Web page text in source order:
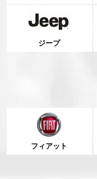
ジープ
フィアット